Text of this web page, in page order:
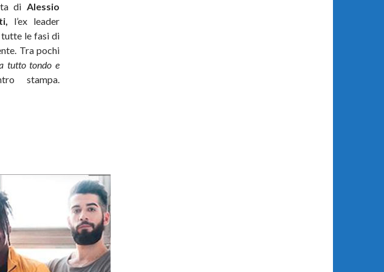
diAlessio
l’ex leader
tutte le fasi di
Tra pochi
tutto tondo e
stampa.
identità»